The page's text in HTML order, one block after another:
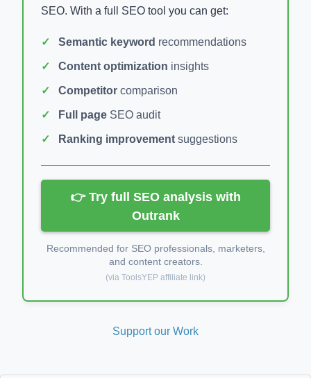
SEO. With a full SEO tool you can get:
Semantic keyword recommendations
Content optimization insights
Competitor comparison
Full page SEO audit
Ranking improvement suggestions
👉 Try full SEO analysis with
Outrank
Recommended for SEO professionals, marketers,
and content creators.
(via ToolsYEP affiliate link)
Support our Work